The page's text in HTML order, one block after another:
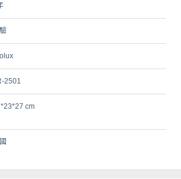
2501
cm